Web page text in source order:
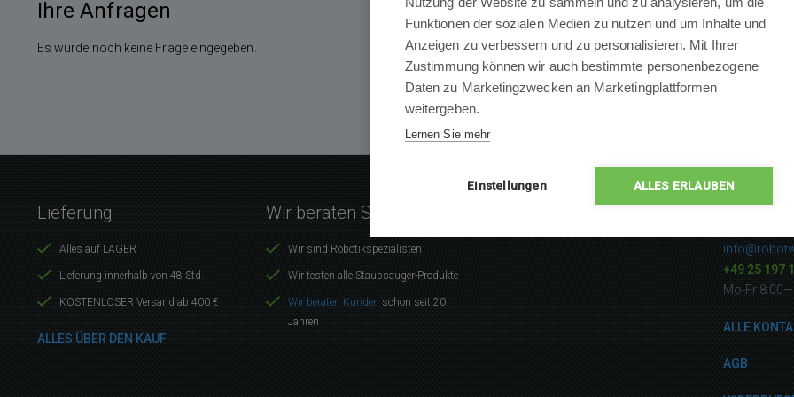
Ihre Anfragen
Es wurde noch keine Frage eingegeben.
ANFRAGE EINFÜGEN
Lieferung
Alles auf LAGER
Lieferung innerhalb von 48 Std.
KOSTENLOSER Versand ab 400 €
ALLES ÜBER DEN KAUF
Wir beraten Sie gerne
Wir sind Robotikspezialisten
Wir testen alle Staubsauger-Produkte
Wir beraten Kunden schon seit 20
Jahren
+49 25 197
Mo-Fr
ALLE
AGB
Funktionen der sozialen Medien zu nutzen und um Inhalte und
Anzeigen zu verbessern und zu personalisieren. Mit Ihrer
Zustimmung können wir auch bestimmte personenbezogene
Daten zu Marketingzwecken an Marketingplattformen
weitergeben.
Lernen Sie mehr
Einstellungen ALLES ERLAUBEN